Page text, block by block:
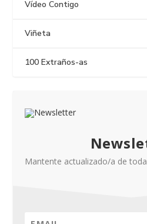
Vídeo Contigo
Viñeta
100 Extraños-as
Mantente actualizado/a de